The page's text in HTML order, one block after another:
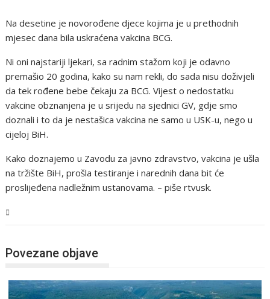
Na desetine je novorođene djece kojima je u prethodnih
mjesec dana bila uskraćena vakcina BCG.
Ni oni najstariji ljekari, sa radnim stažom koji je odavno
premašio 20 godina, kako su nam rekli, do sada nisu doživjeli
da tek rođene bebe čekaju za BCG. Vijest o nedostatku
vakcine obznanjena je u srijedu na sjednici GV, gdje smo
doznali i to da je nestašica vakcina ne samo u USK-u, nego u
cijeloj BiH.
Kako doznajemo u Zavodu za javno zdravstvo, vakcina je ušla
na tržište BiH, prošla testiranje i narednih dana bit će
proslijeđena nadležnim ustanovama. – piše rtvusk.
Povezane objave